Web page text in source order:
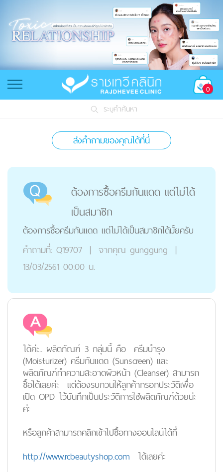
0
ระบุคำค้นหา
ส่งคำถามของคุณได้ที่นี่
ต้องการซื้อครีมกันแดด แต่ไม่ได้
เป็นสมาชิก
ต้องการซื้อครีมกันแดด แต่ไม่ได้เป็นสมาชิกได้มั้ยครับ
คำถามที่: Q19707 | จากคุณ gunggung |
13/03/2561 00:00 น.
ได้ค่ะ.. ผลิตภัณฑ์ 3 กลุ่มนี้ คือ ครีมบำรุง
(Moisturizer) ครีมกันแดด (Sunscreen) และ
ผลิตภัณฑ์ทำความสะอาดผิวหน้า (Cleanser) สามารถ
ซื้อได้เลยค่ะ แต่ต้องรบกวนให้ลูกค้ากรอกประวัติเพื่อ
เปิด OPD ไว้บันทึกเป็นประวัติการใช้ผลิตภัณฑ์ด้วยน่ะ
ค่ะ
หรือลูกค้าสามารถคลิกเข้าไปซื้อทางออนไลน์ได้ที่
http://www.rcbeautyshop.com ได้เลยค่ะ